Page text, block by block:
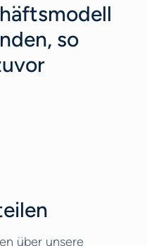
so
über unsere